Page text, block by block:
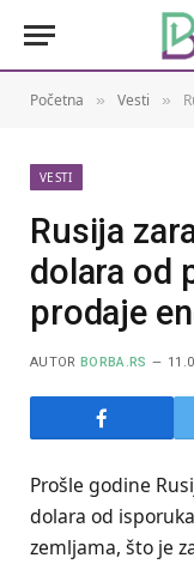
Početna » Vesti »
VESTI
Rusija
dolara od
prodaje
AUTOR BORBA.RS
Prošle godine
dolara od
zemljama, što je